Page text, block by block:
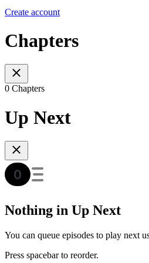
Create account
Chapters
0 Chapters
Up Next
Nothing in Up Next
You can queue episodes to play next
Press spacebar to reorder.